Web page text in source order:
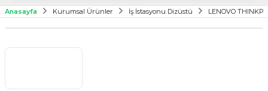
Anasayfa Kurumsal Ürünler İş İstasyonu Dizüstü LENOVO